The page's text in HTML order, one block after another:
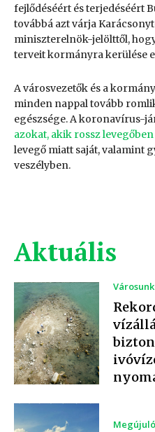
fejlődéséért és terjedéséért
továbbá azt várja
miniszterelnök-jelölttől,
terveit kormányra kerülése
A városvezetők és a
minden nappal tovább
egészsége. A koronavírus-
azokat, akik rossz
levegő miatt saját, valamint
veszélyben.
Aktuális